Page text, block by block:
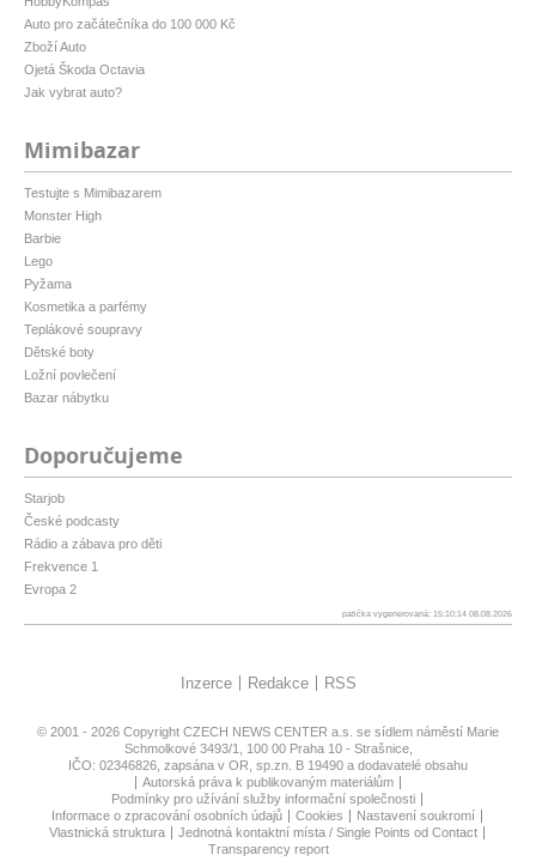
Auto pro začátečníka do 100 000 Kč
Zboží Auto
Ojetá Škoda Octavia
Jak vybrat auto?
Mimibazar
Testujte s Mimibazarem
Monster High
Barbie
Lego
Pyžama
Kosmetika a parfémy
Teplákové soupravy
Dětské boty
Ložní povlečení
Bazar nábytku
Doporučujeme
Starjob
České podcasty
Rádio a zábava pro děti
Frekvence 1
Evropa 2
patička vygenerovaná: 15:10:14 08.08.2026
Inzerce Redakce RSS
© 2001 - 2026 Copyright CZECH NEWS CENTER a.s. se sídlem náměstí Marie
Schmolkové 3493/1, 100 00 Praha 10 - Strašnice,
IČO: 02346826, zapsána v OR, sp.zn. B 19490 a dodavatelé obsahu
Autorská práva k publikovaným materiálům
Podmínky pro užívání služby informační společnosti
Informace o zpracování osobních údajů
Cookies
Nastavení soukromí
Vlastnická struktura
Jednotná kontaktní místa / Single Points od Contact
Transparency report